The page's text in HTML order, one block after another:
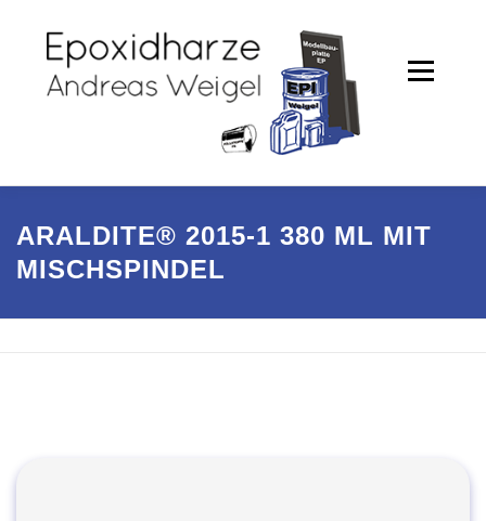
springen
Menü
PARTNER / REFERENZEN
ARALDITE® 2015-1 380 ML MIT
MISCHSPINDEL